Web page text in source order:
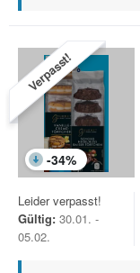
Verpasst!
-34%
Leider verpasst!
Gültig: 30.01. -
05.02.